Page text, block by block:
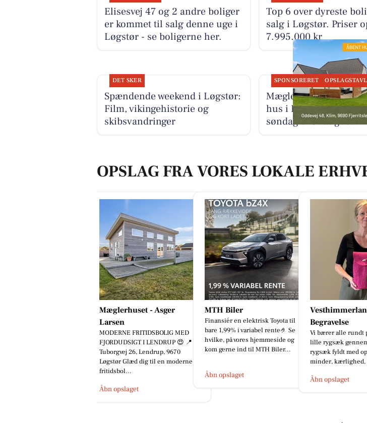
Elisesvej 47 og 2 andre boliger
er kommet til salg denne uge i
Løgstør - se boligerne her.
Top 6 over dyreste
salg i Løgstør. Priser
7.995.000 kr
DET SKER
Spændende weekend i Løgstør:
Film, vikingehistorie og
skibsvandringer
SPONSORERET
Mæglerhuset inviterer
hus i Fjerritslev og
søndag d. 9. august
OPSLAG FRA VORES LOKALE
Mæglerhuset - Asger
Larsen
MODERNE FRITIDSBOLIG MED
FJORDUDSIGT I LENDRUP 😍 📍
Tuborgvej 26, Lendrup, 9670
Løgstør Glæd dig til en moderne
fritidsbol...
Åbn opslaget
MTH Biler
Finansiér en elektrisk Toyota til
bare 1,99% i variabel rente🤌 Se
hvilke, på vores hjemmeside og
kom gerne ind til MTH Biler...
Åbn opslaget
Begravelse
Vi bærer alle rundt
lille rygsæk
rygsæk fyldt med
minder, kærlighed,
Åbn opslaget